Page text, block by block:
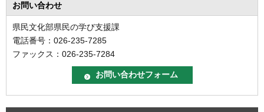
お問い合わせ
県民文化部県民の学び支援課
電話番号：026-235-7285
ファックス：026-235-7284